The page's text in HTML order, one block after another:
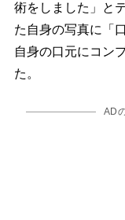
術をしました」と
た自身の写真に「
自身の口元にコン
た。
AD